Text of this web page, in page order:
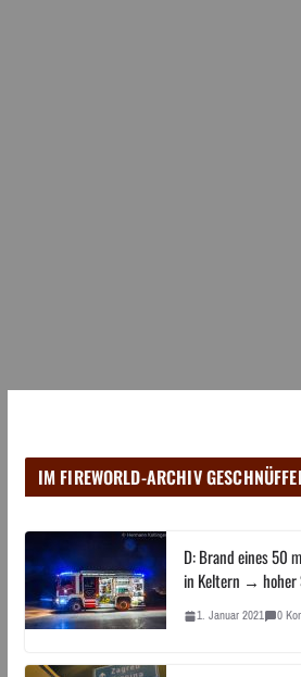
IM FIREWORLD-ARCHIV
D: Brand eines 50
in Keltern → hoher
1. Januar 2021 0